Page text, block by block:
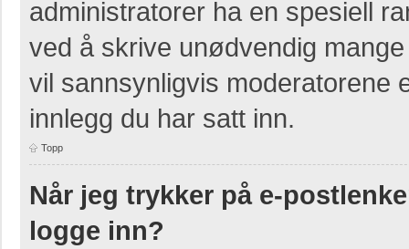
administratorer ha en spesiell
ved å skrive unødvendig
vil sannsynligvis moderatorene
innlegg du har satt inn.
Topp
Når jeg trykker på e-
logge inn?